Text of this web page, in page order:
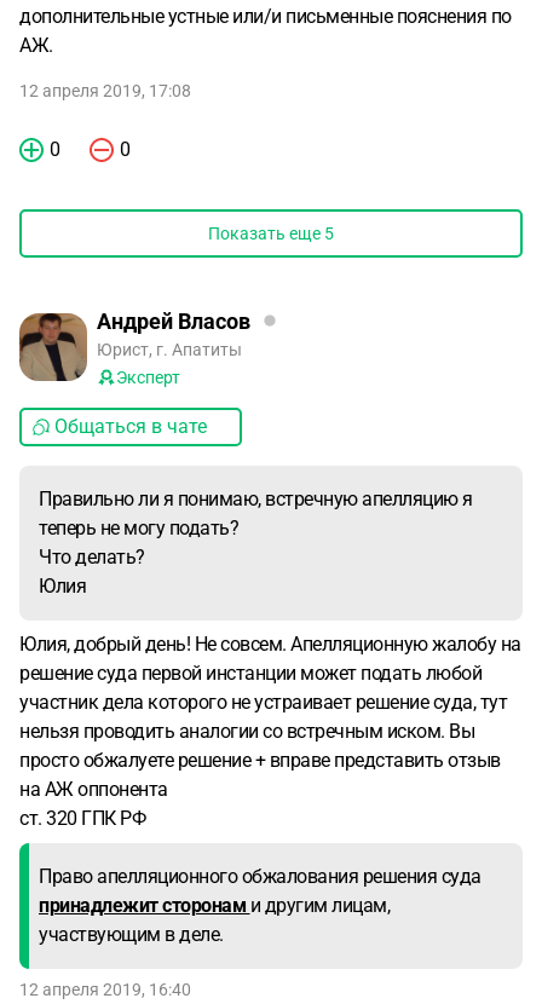
дополнительные устные или/и письменные пояснения по
АЖ.
12 апреля 2019, 17:08
0 0
Показать еще 5
Андрей Власов
Юрист, г. Апатиты
Эксперт
Общаться в чате
Правильно ли я понимаю, встречную апелляцию я
теперь не могу подать?
Что делать?
Юлия
Юлия, добрый день! Не совсем. Апелляционную жалобу на
решение суда первой инстанции может подать любой
участник дела которого не устраивает решение суда, тут
нельзя проводить аналогии со встречным иском. Вы
просто обжалуете решение + вправе представить отзыв
на АЖ оппонента
ст. 320 ГПК РФ
Право апелляционного обжалования решения суда
принадлежит сторонам и другим лицам,
участвующим в деле.
12 апреля 2019, 16:40